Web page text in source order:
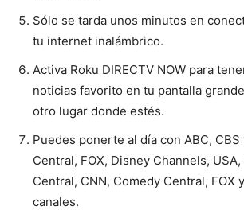
Sólo se tarda unos minutos en
tu internet inalámbrico.
Activa Roku DIRECTV NOW para
noticias favorito en tu pantalla
otro lugar donde estés.
Puedes ponerte al día con ABC,
Central, FOX, Disney Channels,
Central, CNN, Comedy Central, FOX
canales.